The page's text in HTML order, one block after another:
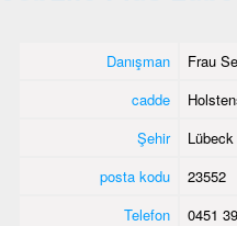
Danışman
Frau
cadde
Şehir
Lübeck
posta kodu
23552
Telefon
0451